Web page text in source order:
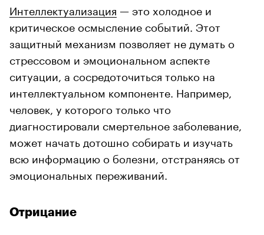
Интеллектуализация — это холодное и
критическое осмысление событий. Этот
защитный механизм позволяет не думать о
стрессовом и эмоциональном аспекте
ситуации, а сосредоточиться только на
интеллектуальном компоненте. Например,
человек, у которого только что
диагностировали смертельное заболевание,
может начать дотошно собирать и изучать
всю информацию о болезни, отстраняясь от
эмоциональных переживаний.
Отрицание